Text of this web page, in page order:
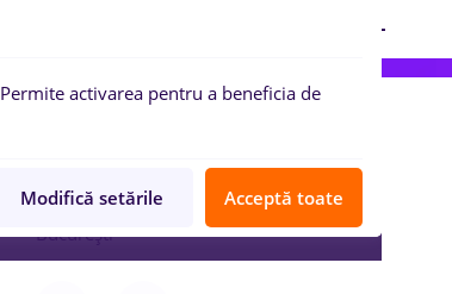
GRADINARIU IMPORT EXPORT SRL
GRADINARIU IMPORT EXPORT SRL
București
Permite activarea pentru a beneficia de
Modifică setările Acceptă toate